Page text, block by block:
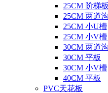
25CM 阶梯板
25CM 两道沟
25CM 小U槽
25CM 小V
30CM 两道沟
30CM 平板
30CM 小V槽
40CM 平板
PVC天花板